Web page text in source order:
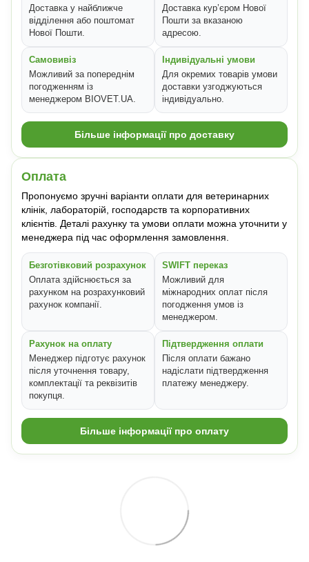
Доставка у найближче
відділення або поштомат
Нової Пошти.
Доставка кур’єром Нової
Пошти за вказаною
адресою.
Самовивіз
Можливий за попереднім
погодженням із
менеджером BIOVET.UA.
Індивідуальні умови
Для окремих товарів умови
доставки узгоджуються
індивідуально.
Більше інформації про доставку
Оплата
Пропонуємо зручні варіанти оплати для ветеринарних
клінік, лабораторій, господарств та корпоративних
клієнтів. Деталі рахунку та умови оплати можна уточнити у
менеджера під час оформлення замовлення.
Безготівковий розрахунок
Оплата здійснюється за
рахунком на розрахунковий
рахунок компанії.
SWIFT переказ
Можливий для
міжнародних оплат після
погодження умов із
менеджером.
Рахунок на оплату
Менеджер підготує рахунок
після уточнення товару,
комплектації та реквізитів
покупця.
Підтвердження оплати
Після оплати бажано
надіслати підтвердження
платежу менеджеру.
Більше інформації про оплату